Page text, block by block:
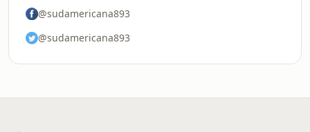
@sudamericana893
@sudamericana893